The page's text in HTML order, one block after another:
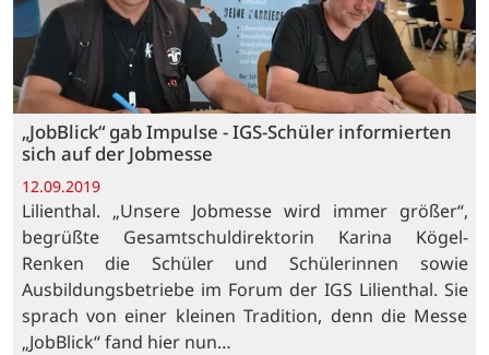
„JobBlick“ gab Impulse - IGS-Schüler informierten
sich auf der Jobmesse
12.09.2019
Lilienthal. „Unsere Jobmesse wird immer größer“,
begrüßte Gesamtschuldirektorin Karina Kögel-
Renken die Schüler und Schülerinnen sowie
Ausbildungsbetriebe im Forum der IGS Lilienthal. Sie
sprach von einer kleinen Tradition, denn die Messe
„JobBlick“ fand hier nun…